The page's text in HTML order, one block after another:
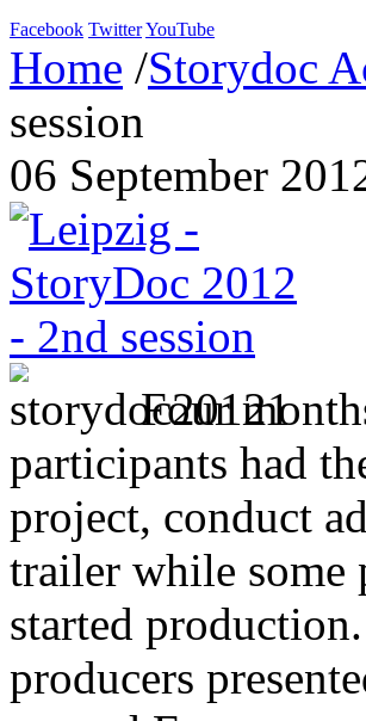
Facebook TwitterYouTube
Home /Storydoc
session
06 September
Four
participants had
project, conduct
trailer while some
started
producers